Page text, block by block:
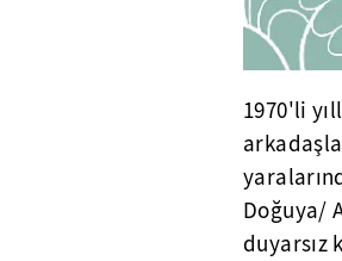
1970'li
Doğuya/
duyarsız